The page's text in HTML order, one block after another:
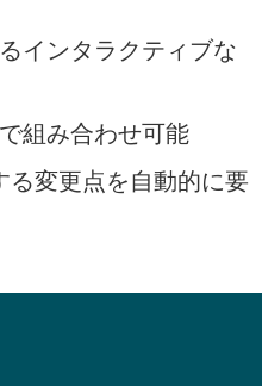
インタラクティブな
組み合わせ可能
る変更点を自動的に要